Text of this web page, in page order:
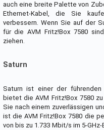
auch eine breite Palette von
Ethernet-Kabel, die Sie
verbessern. Wenn Sie auf der
für die AVM Fritz!Box 7580
ziehen.
Saturn
Saturn ist einer der führenden
bietet die AVM Fritz!Box 7580
Sie nach einem zuverlässigen
ist die AVM Fritz!Box 7580 die
von bis zu 1.733 Mbit/s im 5-